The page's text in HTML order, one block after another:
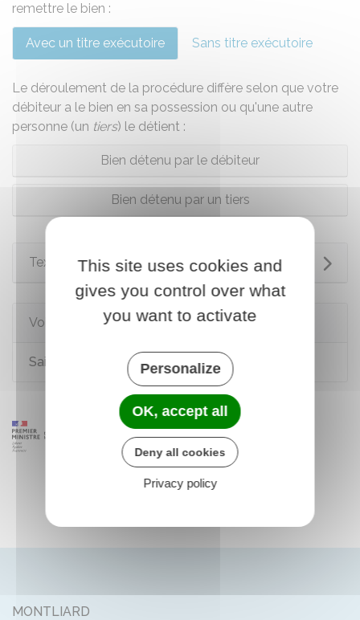
remettre le bien :
Avec un titre exécutoire Sans titre exécutoire
Le déroulement de la procédure diffère selon que votre
débiteur a le bien en sa possession ou qu'une autre
personne (un tiers) le détient :
Bien détenu par le débiteur
Bien détenu par un tiers
Textes de référence
Voir aussi
Saisir le juge de l'exécution (JEX)
MONTLIARD
This site uses cookies and
gives you control over what
you want to activate
Personalize
OK, accept all
Deny all cookies
Privacy policy